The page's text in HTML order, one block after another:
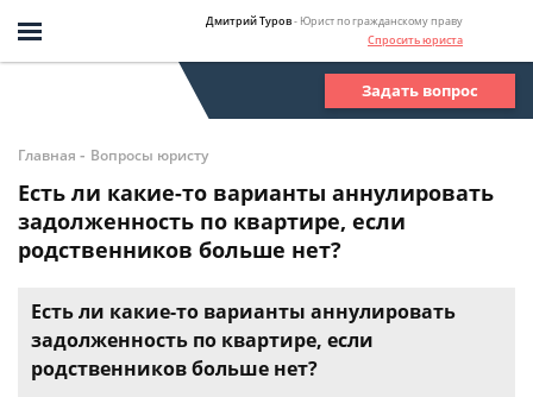
Дмитрий Туров- Юрист по гражданскому праву
Спросить юриста
Задать вопрос
Главная - Вопросы юристу
Есть ли какие-то варианты аннулировать
задолженность по квартире, если
родственников больше нет?
Есть ли какие-то варианты аннулировать
задолженность по квартире, если
родственников больше нет?